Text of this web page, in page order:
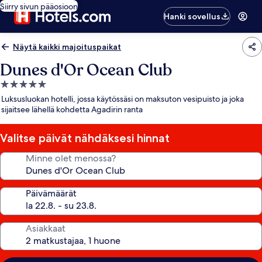
Siirry sivun pääosioon
Hanki sovellus
Näytä kaikki majoituspaikat
Dunes d'Or Ocean Club
5.0
tähden
majoituspaikka
Luksusluokan hotelli, jossa käytössäsi on maksuton vesipuisto ja joka
sijaitsee lähellä kohdetta Agadirin ranta
Valitse päivät nähdäksesi hinnat
Minne olet menossa?
Päivämäärät
Asiakkaat